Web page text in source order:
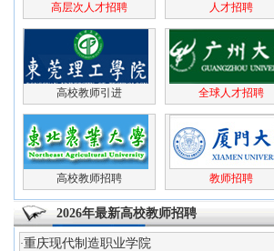
高层次人才招聘 人才招聘
高校教师引进 全球人才招聘
高校教师招聘 教师招聘
2026年最新高校教师招聘
·重庆现代制造职业学院